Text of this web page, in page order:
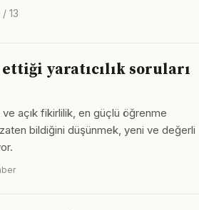
13
yaratıcılık soruları
ve açık fikirlilik, en güçlü öğrenme
bildiğini düşünmek, yeni ve değerli